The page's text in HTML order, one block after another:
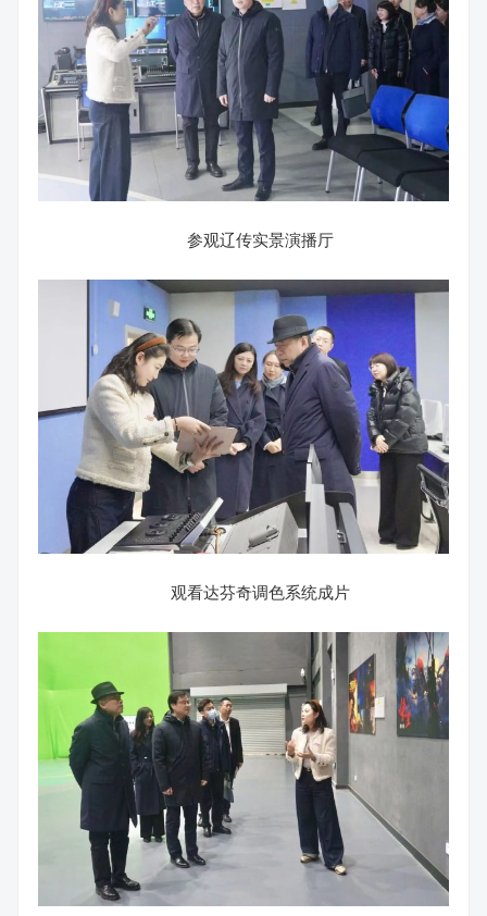
参观辽传实景演播厅
观看达芬奇调色系统成片